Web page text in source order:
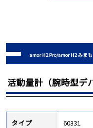
amor H2 Pro/amor H2 みま
活動量計（腕時型デ
タイプ 60331